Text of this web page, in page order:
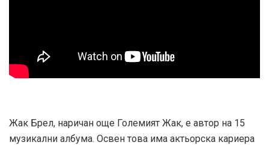
Жак Брел, наричан още Големият Жак, е автор на 15
музикални албума. Освен това има актьорска кариера